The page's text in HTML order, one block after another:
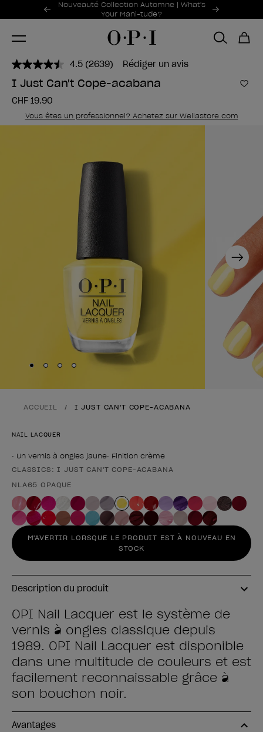
Offres promotionnelles
Nouveauté Collection Automne | What's
Your Mani-tude?
Item 1 of 2
4.5 Lire
2639
avis.
la
même
(2639) Rédiger un avis
I Just Can't Cope-acabana
CHF 19.90
Vous êtes un professionnel? Achetez sur Wellastore.com
Next
Skip to slide
Skip to slide
Skip to slide
Skip to slide
ACCUEIL I JUST CAN'T COPE-ACABANA
NAIL LACQUER
• Un vernis à ongles jaune• Finition crème
Forme du produit
CLASSICS: I JUST CAN'T COPE-ACABANA
NLA65 OPAQUE
M'AVERTIR LORSQUE LE PRODUIT EST À NOUVEAU EN
STOCK
Description du produit
OPI Nail Lacquer est le système de
vernis à ongles classique depuis
1989. OPI Nail Lacquer est disponible
dans une multitude de couleurs et est
facilement reconnaissable grâce à
son bouchon noir.
Avantages